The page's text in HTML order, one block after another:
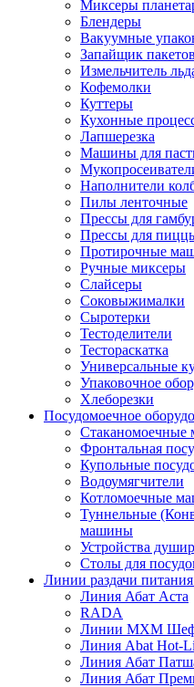
Миксеры
Блендеры
Вакуумные
Запайщик пакетов
Измельчитель
Кофемолки
Куттеры
Кухонные
Лапшерезка
Машины для
Наполнители
Пилы ленточные
Прессы для
Прессы для
Протирочные
Ручные миксеры
Слайсеры
Соковыжималки
Сыротерки
Тестоделители
Тестораскатка
Универсальные
Упаковочное
Хлеборезки
Посудомоечное
Фронтальная
Купольные
Водоумягчители
Котломоечные
Туннельные
машины
Устройства
Столы для
Линии раздачи питания
Линия Абат Аста
RADA
Линии МХМ
Линия Abat Hot-
Линия Абат
Линия Абат